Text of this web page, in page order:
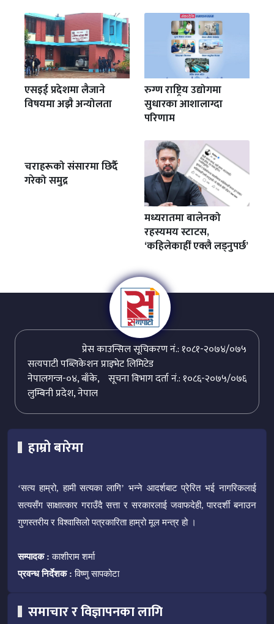
एसइई प्रदेशमा लैजाने
विषयमा अझै अन्योलता
रुग्ण राष्ट्रिय उद्योगमा
सुधारका आशालाग्दा
परिणाम
चराहरूको संसारमा छिर्दै
गरेको समुद्र
मध्यरातमा बालेनको
रहस्यमय स्टाटस,
‘कहिलेकाहीँ एक्लै लड्नुपर्छ’
प्रेस काउन्सिल सूचिकरण नं.: १०८१-२०७४/०७५
सत्यपाटी पब्लिकेशन प्राइभेट लिमिटेड
सूचना विभाग दर्ता नं.: १०८६-२०७५/०७६
नेपालगन्ज-०४, बाँके,
लुम्बिनी प्रदेश, नेपाल
हाम्रो बारेमा
‘सत्य हाम्रो, हामी सत्यका लागि’ भन्ने आदर्शबाट प्रेरित भई नागरिकलाई
सत्यसँग साक्षात्कार गराउँदै सत्ता र सरकारलाई जवाफदेही, पारदर्शी बनाउन
गुणस्तरीय र विश्वासिलो पत्रकारिता हाम्रो मूल मन्त्र हो ।
सम्पादक : काशीराम शर्मा
प्रवन्ध निर्देशक : विष्णु सापकोटा
समाचार र विज्ञापनका लागि